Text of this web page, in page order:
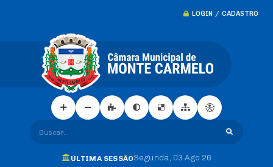
LOGIN / CADASTRO
Buscar...
ÚLTIMA SESSÃOSegunda 03 Ago 26